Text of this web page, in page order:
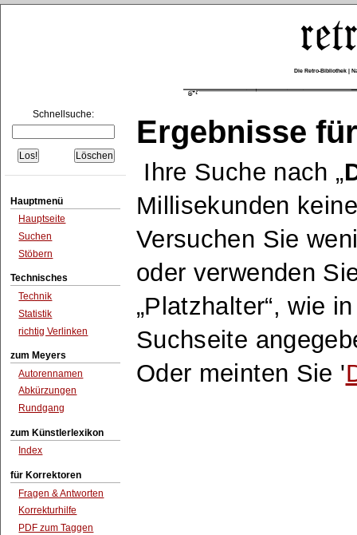
Die Retro-Bibliothek |
Schnellsuche:
Hauptmenü
Hauptseite
Suchen
Stöbern
Technisches
Technik
Statistik
richtig Verlinken
zum Meyers
Autorennamen
Abkürzungen
Rundgang
zum Künstlerlexikon
Index
für Korrektoren
Fragen & Antworten
Korrekturhilfe
PDF zum Taggen
Ergebnisse
Ihre Suche nach
Millisekunden
Versuchen Sie
oder verwenden
Platzhalter , wie
Suchseite
Oder meinten Sie '